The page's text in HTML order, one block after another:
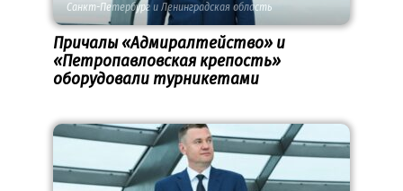
Санкт-Петербург и Ленинградская область
Причалы «Адмиралтейство» и
«Петропавловская крепость»
оборудовали турникетами